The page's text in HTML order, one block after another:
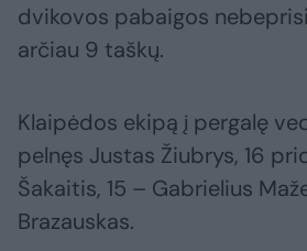
dvikovos pabaigos
arčiau 9 taškų.
Klaipėdos ekipą į pergalę
pelnęs Justas Žiubrys, 16
Šakaitis, 15 – Gabrielius
Brazauskas.